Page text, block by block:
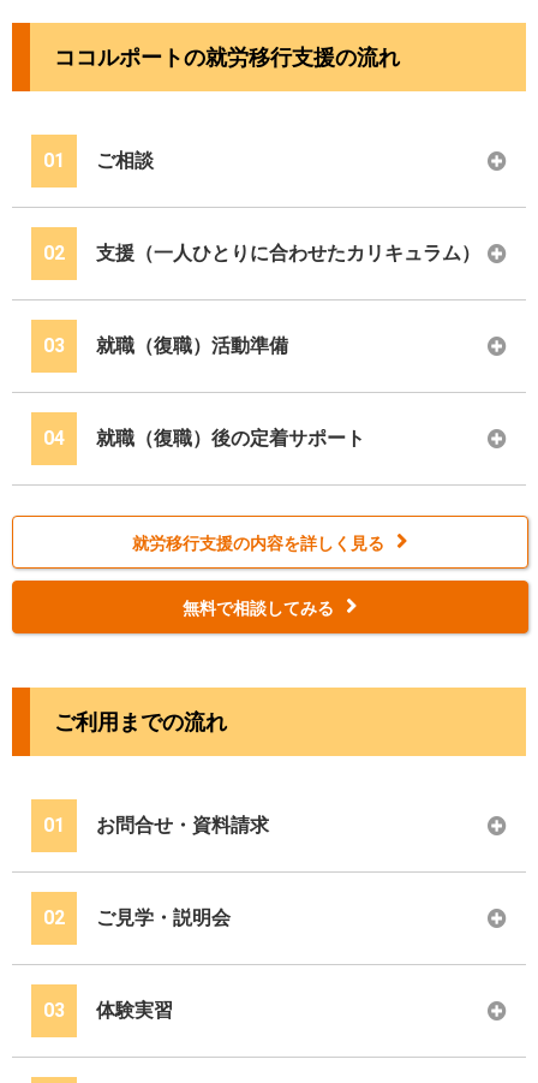
ココルポートの就労移行支援の流れ
01 ご相談
02 支援（一人ひとりに合わせたカリキュラム）
03 就職（復職）活動準備
04 就職（復職）後の定着サポート
就労移行支援の内容を詳しく見る
無料で相談してみる
ご利用までの流れ
01 お問合せ・資料請求
02 ご見学・説明会
03 体験実習